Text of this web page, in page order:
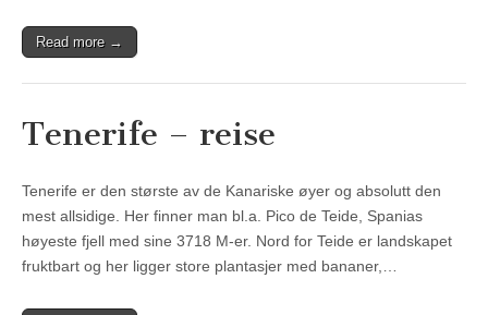
Read more →
Tenerife – reise
Tenerife er den største av de Kanariske øyer og absolutt den
mest allsidige. Her finner man bl.a. Pico de Teide, Spanias
høyeste fjell med sine 3718 M-er. Nord for Teide er landskapet
fruktbart og her ligger store plantasjer med bananer,…